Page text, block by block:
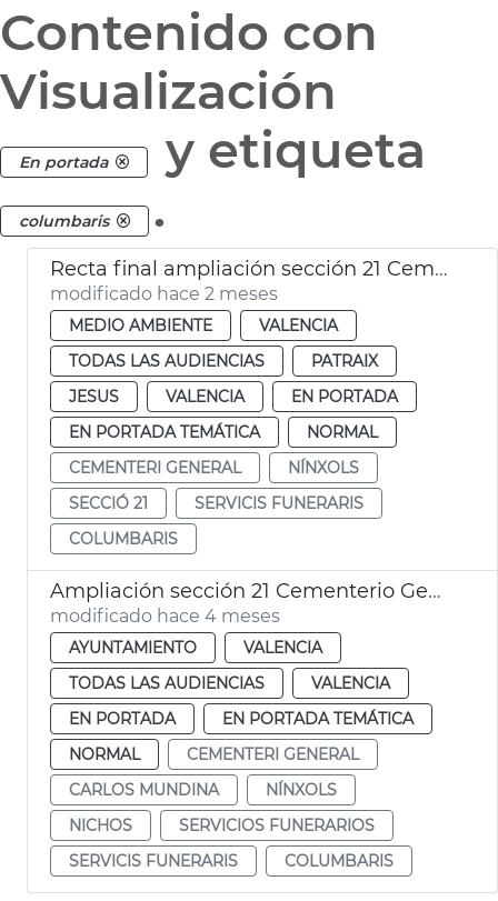
Contenido con
Visualización
En portada y etiqueta
columbaris .
Recta final ampliación sección 21 Cementerio General València
modificado hace 2 meses
MEDIO AMBIENTE
VALENCIA
TODAS LAS AUDIENCIAS
PATRAIX
JESUS
VALENCIA
EN PORTADA
EN PORTADA TEMÁTICA
NORMAL
CEMENTERI GENERAL
NÍNXOLS
SECCIÓ 21
SERVICIS FUNERARIS
COLUMBARIS
Ampliación sección 21 Cementerio General València
modificado hace 4 meses
AYUNTAMIENTO
VALENCIA
TODAS LAS AUDIENCIAS
VALENCIA
EN PORTADA
EN PORTADA TEMÁTICA
NORMAL
CEMENTERI GENERAL
CARLOS MUNDINA
NÍNXOLS
NICHOS
SERVICIOS FUNERARIOS
SERVICIS FUNERARIS
COLUMBARIS